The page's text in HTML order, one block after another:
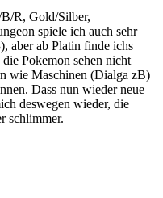
R, Gold/Silber,
spiele ich auch sehr
aber ab Platin finde ichs
Pokemon sehen nicht
wie Maschinen (Dialga zB)
Dass nun wieder neue
deswegen wieder, die
schlimmer.